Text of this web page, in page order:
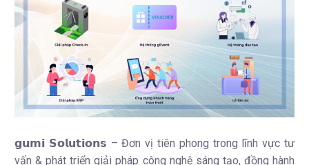
𝗴𝘂𝗺𝗶 𝗦𝗼𝗹𝘂𝘁𝗶𝗼𝗻𝘀 – Đơn vị tiên phong trong lĩnh vực tư
vấn & phát triển giải pháp công nghệ sáng tạo, đồng hành